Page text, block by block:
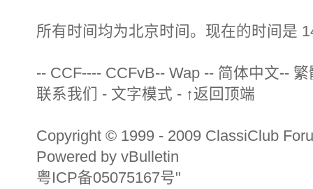
所有时间均为北京时间。现在的时间是
-- CCF---- CCFvB-- Wap -- 简体中文--
联系我们 - 文字模式 - ↑返回顶端
Copyright © 1999 - 2009 ClassiClub
Powered by vBulletin
粤ICP备05075167号"